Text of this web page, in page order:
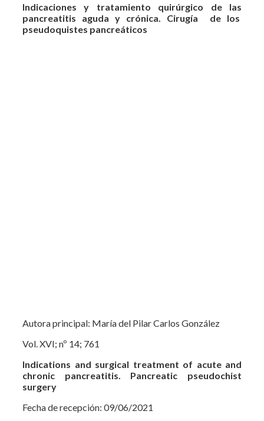
Indicaciones y tratamiento quirúrgico de las
pancreatitis aguda y crónica. Cirugía de los
pseudoquistes pancreáticos
Autora principal: María del Pilar Carlos González
Vol. XVI; nº 14; 761
Indications and surgical treatment of acute and
chronic pancreatitis. Pancreatic pseudochist
surgery
Fecha de recepción: 09/06/2021